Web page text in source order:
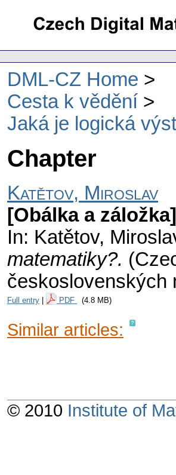
DML-CZ Home
Cesta k vědění
Jaká je logická
Chapter
Katětov, Miroslav
[Obálka a záložka]
In: Katětov,
matematiky?.
československých
Full entry PDF (4.8 MB)
Similar articles:
© 2010 Institute of